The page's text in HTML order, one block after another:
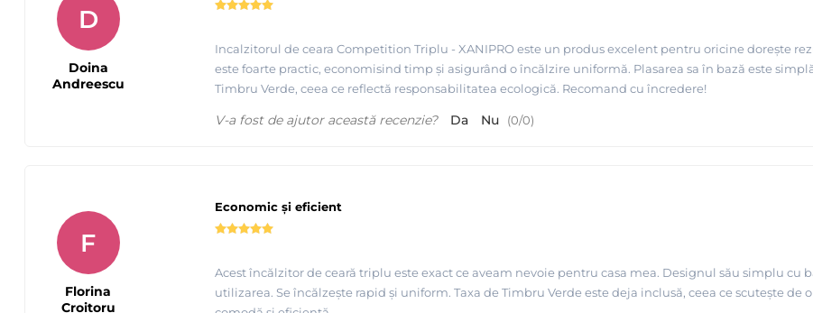
Incalzitorul de ceara Competition Triplu - XANIPRO este un produs excelent pentru oricine dorește
este foarte practic, economisind timp și asigurând o încălzire uniformă. Plasarea sa în bază este
Timbru Verde, ceea ce reflectă responsabilitatea ecologică. Recomand cu încredere!
D
Doina
Andreescu
V-a fost de ajutor această recenzie? Da Nu (0/0)
Economic și eficient
Acest încălzitor de ceară triplu este exact ce aveam nevoie pentru casa mea. Designul său simplu cu
utilizarea. Se încălzește rapid și uniform. Taxa de Timbru Verde este deja inclusă, ceea ce scutește
F
Florina
Croitoru